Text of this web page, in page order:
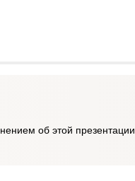
об этой презентации.